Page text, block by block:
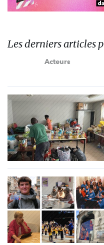
Les derniers articles
Acteurs